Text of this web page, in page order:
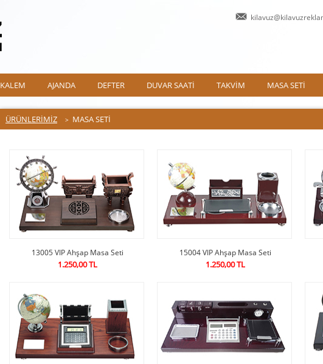
KALEM AJANDA DEFTER DUVAR SAATİ TAKVİM MASA SETİ
ÜRÜNLERİMİZ > MASA SETİ
13005 VIP Ahşap Masa Seti
1.250,00 TL
15004 VIP Ahşap Masa Seti
1.250,00 TL